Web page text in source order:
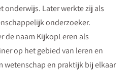
onderwijs. Later werkte zij als
onderzoeker.
de naam KijkopLeren als
op het gebied van leren en
wetenschap en praktijk bij elkaar